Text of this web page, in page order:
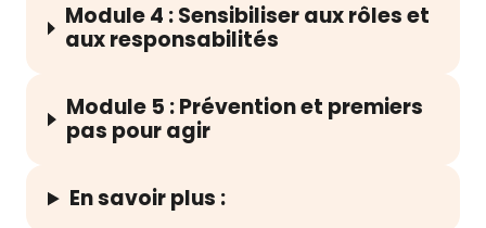
Module 4 : Sensibiliser aux rôles et
aux responsabilités
Module 5 : Prévention et premiers
pas pour agir
En savoir plus :